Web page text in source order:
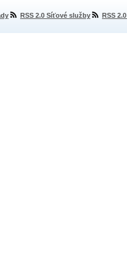
RSS 2.0 Síťové služby RSS